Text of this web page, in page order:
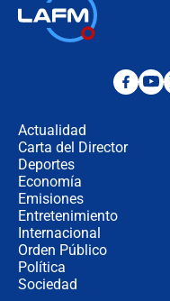
Actualidad
Carta del Director
Deportes
Economía
Emisiones
Entretenimiento
Internacional
Orden Público
Política
Sociedad